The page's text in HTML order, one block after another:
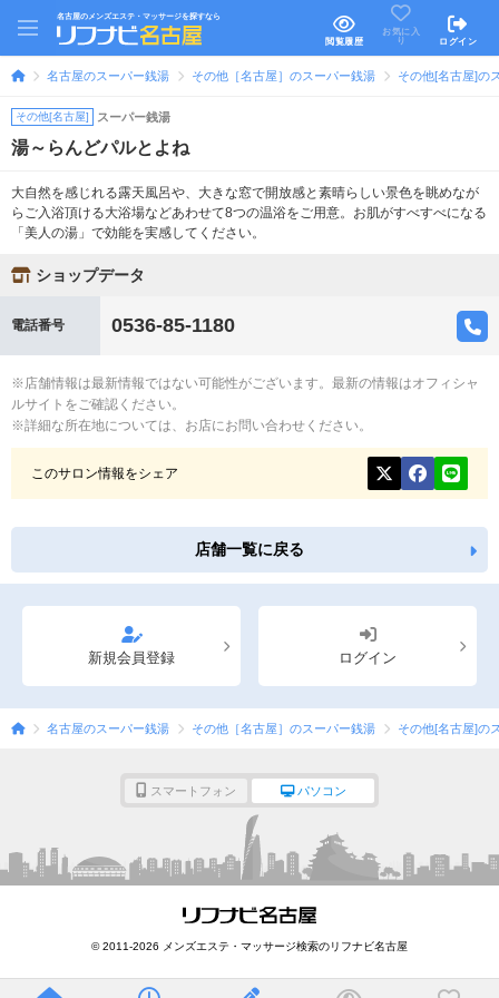
名古屋のメンズエステ・マッサージを探すなら
閲覧履歴
お気に入
り
ログイン
名古屋のスーパー銭湯 その他［名古屋］のスーパー銭湯 その他[名古屋]の
その他[名古屋] スーパー銭湯
湯～らんどパルとよね
大自然を感じれる露天風呂や、大きな窓で開放感と素晴らしい景色を眺めなが
らご入浴頂ける大浴場などあわせて8つの温浴をご用意。お肌がすべすべになる
「美人の湯」で効能を実感してください。
ショップデータ
電話番号 0536-85-1180
※店舗情報は最新情報ではない可能性がございます。最新の情報はオフィシャ
ルサイトをご確認ください。
※詳細な所在地については、お店にお問い合わせください。
このサロン情報をシェア
店舗一覧に戻る
新規会員登録 ログイン
名古屋のスーパー銭湯 その他［名古屋］のスーパー銭湯 その他[名古屋]の
スマートフォン パソコン
© 2011-2026 メンズエステ・マッサージ検索のリフナビ名古屋